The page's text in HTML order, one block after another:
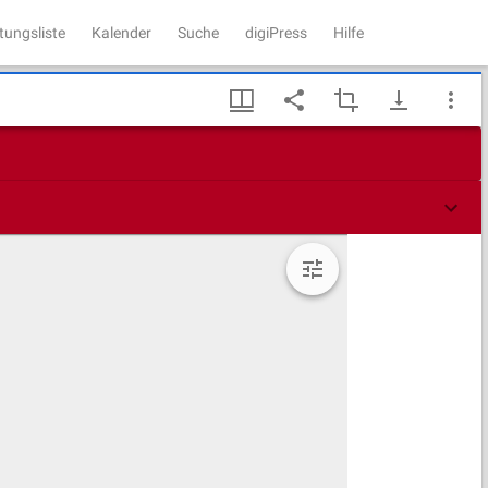
Kalender Suche digiPress Hilfe